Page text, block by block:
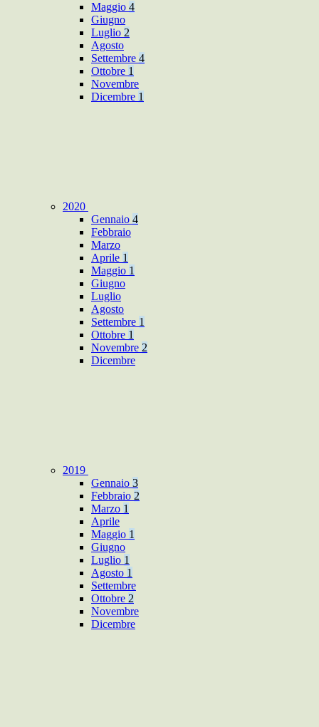
Maggio 4
Giugno
Luglio 2
Agosto
Settembre 4
Ottobre 1
Novembre
Dicembre 1
2020
Gennaio 4
Febbraio
Marzo
Aprile 1
Maggio 1
Giugno
Luglio
Agosto
Settembre 1
Ottobre 1
Novembre 2
Dicembre
2019
Gennaio 3
Febbraio 2
Marzo 1
Aprile
Maggio 1
Giugno
Luglio 1
Agosto 1
Settembre
Ottobre 2
Novembre
Dicembre